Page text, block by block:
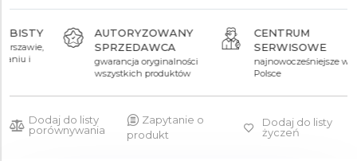
9 400 zł 9 400 zł 9 400 zł
AUTORYZOWANY
SPRZEDAWCA
gwarancja oryginalności
wszystkich produktów
CENTRUM
SERWISOWE
najnowocześniejsze w
Dodaj do listy
porównywania
Zapytanie o
produkt
Dodaj do listy
życzeń